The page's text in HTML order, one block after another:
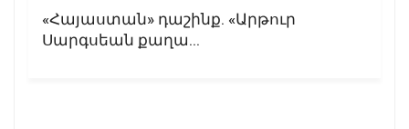
«Հայաստան» դաշինք. «Արթուր
Սարգսեան քաղա...